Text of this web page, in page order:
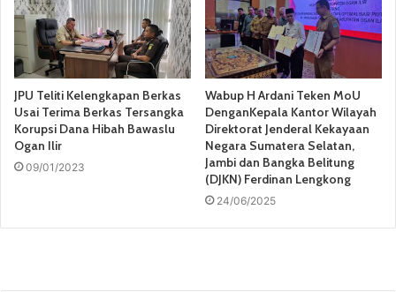
JPU Teliti Kelengkapan Berkas
Usai Terima Berkas Tersangka
Korupsi Dana Hibah Bawaslu
Ogan Ilir
09/01/2023
Wabup H Ardani Teken MoU
DenganKepala Kantor Wilayah
Direktorat Jenderal Kekayaan
Negara Sumatera Selatan,
Jambi dan Bangka Belitung
(DJKN) Ferdinan Lengkong
24/06/2025